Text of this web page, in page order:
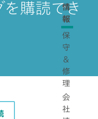
情
報
保
守
＆
修
理
会
社
を購読でき